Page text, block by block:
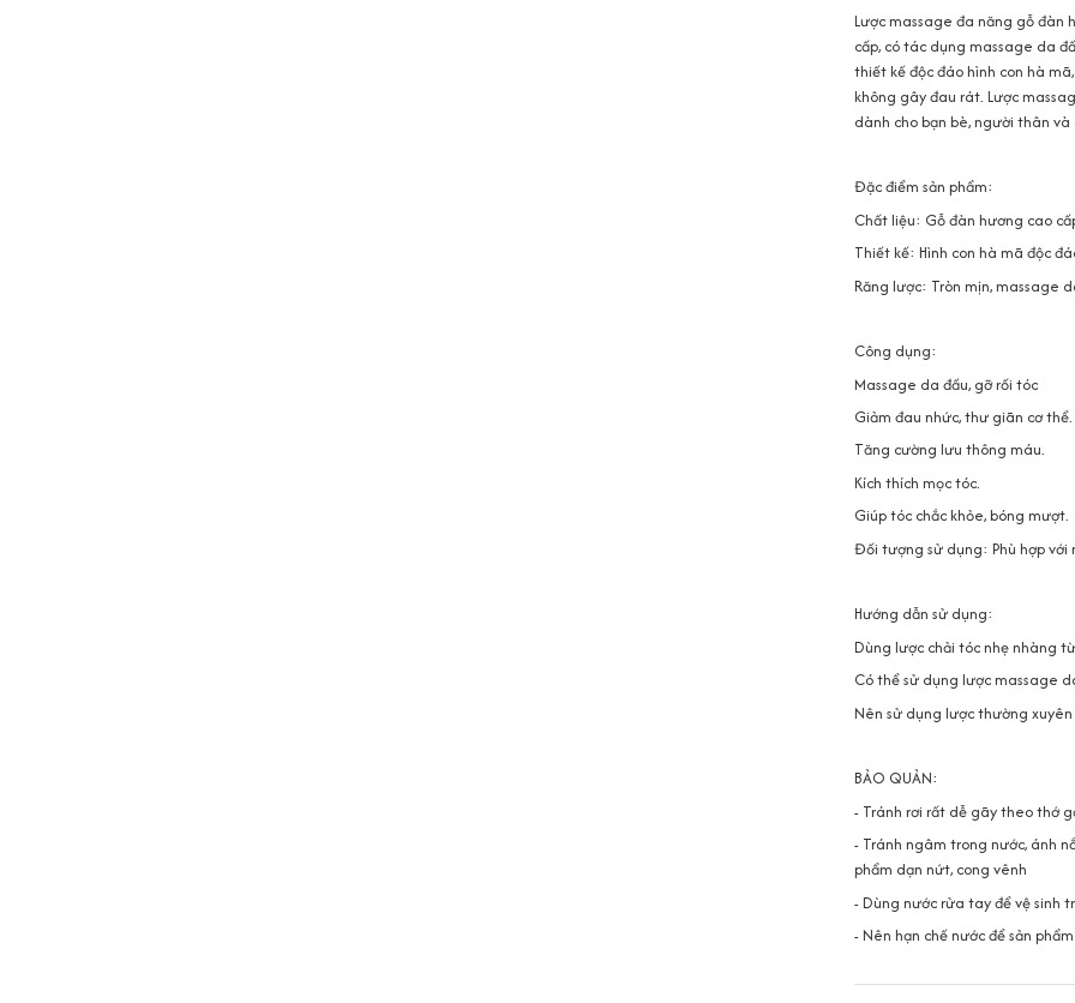
Lược massage đa năng gỗ
cấp, có tác dụng massage da
thiết kế độc đáo hình con hà
không gây đau rát. Lược
dành cho bạn bè, người thân và
Đặc điểm sản phẩm:
Chất liệu: Gỗ đàn hương cao
Thiết kế: Hình con hà mã độc
Răng lược: Tròn mịn, massage
Công dụng:
Massage da đầu, gỡ rối tóc
Giảm đau nhức, thư giãn cơ thể.
Tăng cường lưu thông máu.
Kích thích mọc tóc.
Giúp tóc chắc khỏe, bóng mượt.
Đối tượng sử dụng: Phù hợp
Hướng dẫn sử dụng:
Dùng lược chải tóc nhẹ nhàng
Có thể sử dụng lược massage
Nên sử dụng lược thường
BẢO QUẢN:
- Tránh rơi rất dễ gãy theo thớ
- Tránh ngâm trong nước, ánh
phẩm dạn nứt, cong vênh
- Dùng nước rửa tay để vệ sinh
- Nên hạn chế nước để sản